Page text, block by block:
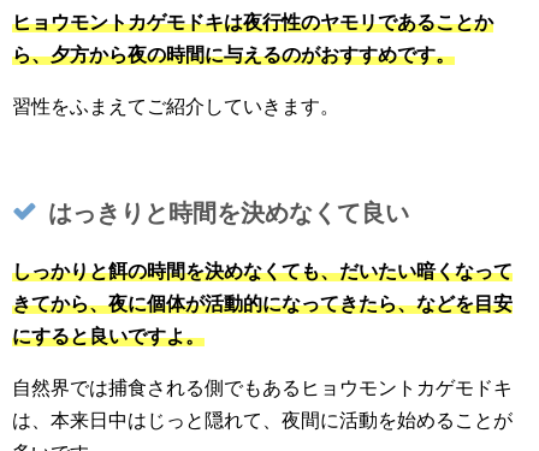
ヒョウモントカゲモドキは夜行性のヤモリであることか
ら、夕方から夜の時間に与えるのがおすすめです。
習性をふまえてご紹介していきます。
はっきりと時間を決めなくて良い
しっかりと餌の時間を決めなくても、だいたい暗くなって
きてから、夜に個体が活動的になってきたら、などを目安
にすると良いですよ。
自然界では捕食される側でもあるヒョウモントカゲモドキ
は、本来日中はじっと隠れて、夜間に活動を始めることが